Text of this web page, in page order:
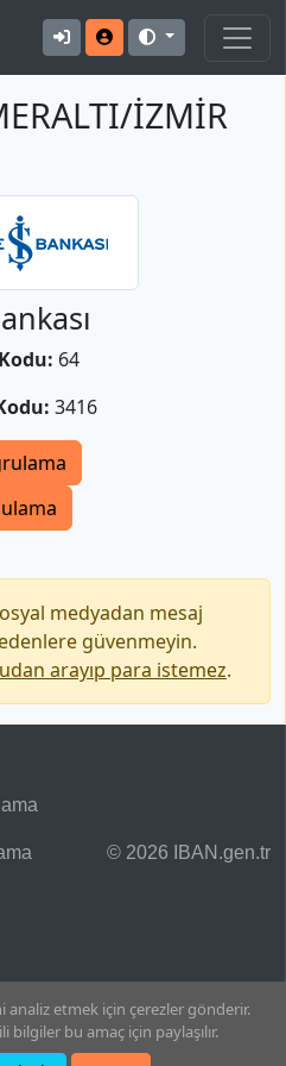
İZMİR
64
3416
medyadan mesaj
güvenmeyin.
arayıp para istemez.
© 2026 IBAN.gen.tr
etmek için çerezler gönderir.
bilgiler bu amaç için paylaşılır.